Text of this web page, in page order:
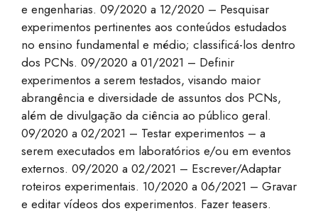
e engenharias. 09/2020 a 12/2020 – Pesquisar
experimentos pertinentes aos conteúdos estudados
no ensino fundamental e médio; classificá-los dentro
dos PCNs. 09/2020 a 01/2021 – Definir
experimentos a serem testados, visando maior
abrangência e diversidade de assuntos dos PCNs,
além de divulgação da ciência ao público geral.
09/2020 a 02/2021 – Testar experimentos – a
serem executados em laboratórios e/ou em eventos
externos. 09/2020 a 02/2021 – Escrever/Adaptar
roteiros experimentais. 10/2020 a 06/2021 – Gravar
e editar vídeos dos experimentos. Fazer teasers.